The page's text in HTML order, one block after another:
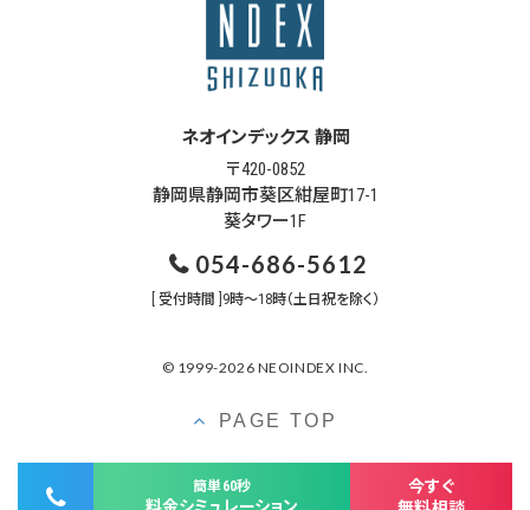
簡単60秒
料金シミュレーション
今すぐ
ネオインデックス 静岡
〒420-0852
静岡県静岡市葵区紺屋町17-1
葵タワー1F
054-686-5612
[ 受付時間 ]9時～18時（土日祝を除く）
© 1999-2026 NEOINDEX INC.
PAGE TOP